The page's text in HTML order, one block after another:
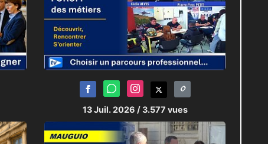
13 Juil. 2026 / 3.577 vues